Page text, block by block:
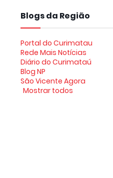
Blogs da Região
Portal do Curimatau
Rede Mais Notícias
Diário do Curimataú
Blog NP
São Vicente Agora
Mostrar todos